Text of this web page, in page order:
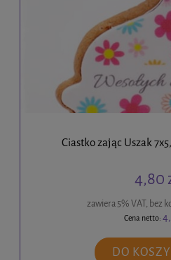
Ciastko zając Uszak
4,80
zawiera 5% VAT, bez
Cena netto:
DO